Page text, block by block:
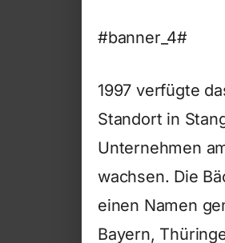
#banner_4#
1997 verfügte
Standort in
Unternehmen
wachsen. Die
einen Namen
Bayern,